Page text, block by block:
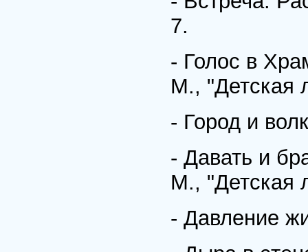
7.
- Голос в
М., "Детская
- Город и
- Давать и
М., "Детская
- Давление